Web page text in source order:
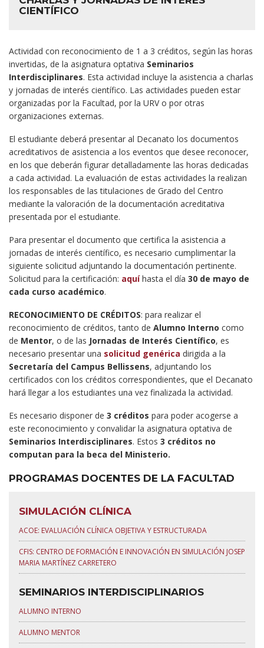
CIENTÍFICO
Actividad con reconocimiento de 1 a 3 créditos, según las horas
invertidas, de la asignatura optativa Seminarios
Interdisciplinares. Esta actividad incluye la asistencia a charlas
y jornadas de interés científico. Las actividades pueden estar
organizadas por la Facultad, por la URV o por otras
organizaciones externas.
El estudiante deberá presentar al Decanato los documentos
acreditativos de asistencia a los eventos que desee reconocer,
en los que deberán figurar detalladamente las horas dedicadas
a cada actividad. La evaluación de estas actividades la realizan
los responsables de las titulaciones de Grado del Centro
mediante la valoración de la documentación acreditativa
presentada por el estudiante.
Para presentar el documento que certifica la asistencia a
jornadas de interés científico, es necesario cumplimentar la
siguiente solicitud adjuntando la documentación pertinente.
Solicitud para la certificación: aquíhasta el día 30 de mayo de
cada curso académico.
RECONOCIMIENTO DE CRÉDITOS: para realizar el
reconocimiento de créditos, tanto de Alumno Interno como
de Mentor, o de las Jornadas de Interés Científico, es
necesario presentar una solicitud genérica dirigida a la
Secretaría del Campus Bellissens, adjuntando los
certificados con los créditos correspondientes, que el Decanato
hará llegar a los estudiantes una vez finalizada la actividad.
Es necesario disponer de 3 créditos para poder acogerse a
este reconocimiento y convalidar la asignatura optativa de
Seminarios Interdisciplinares. Estos 3 créditos no
computan para la beca del Ministerio.
PROGRAMAS DOCENTES DE LA FACULTAD
SIMULACIÓN CLÍNICA
ACOE: EVALUACIÓN CLÍNICA OBJETIVA Y ESTRUCTURADA
CFIS: CENTRO DE FORMACIÓN E INNOVACIÓN EN SIMULACIÓN JOSEP
MARIA MARTÍNEZ CARRETERO
SEMINARIOS INTERDISCIPLINARIOS
ALUMNO INTERNO
ALUMNO MENTOR